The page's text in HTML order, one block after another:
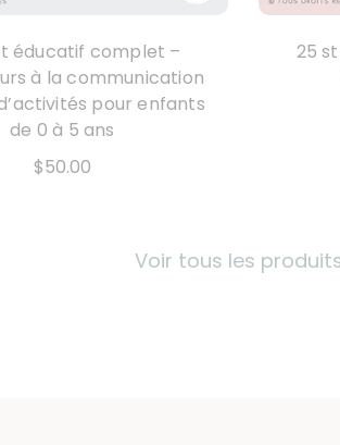
éducatif complet –
à la communication
pour enfants
de 0 à 5 ans
$50.00
25
Voir tous les